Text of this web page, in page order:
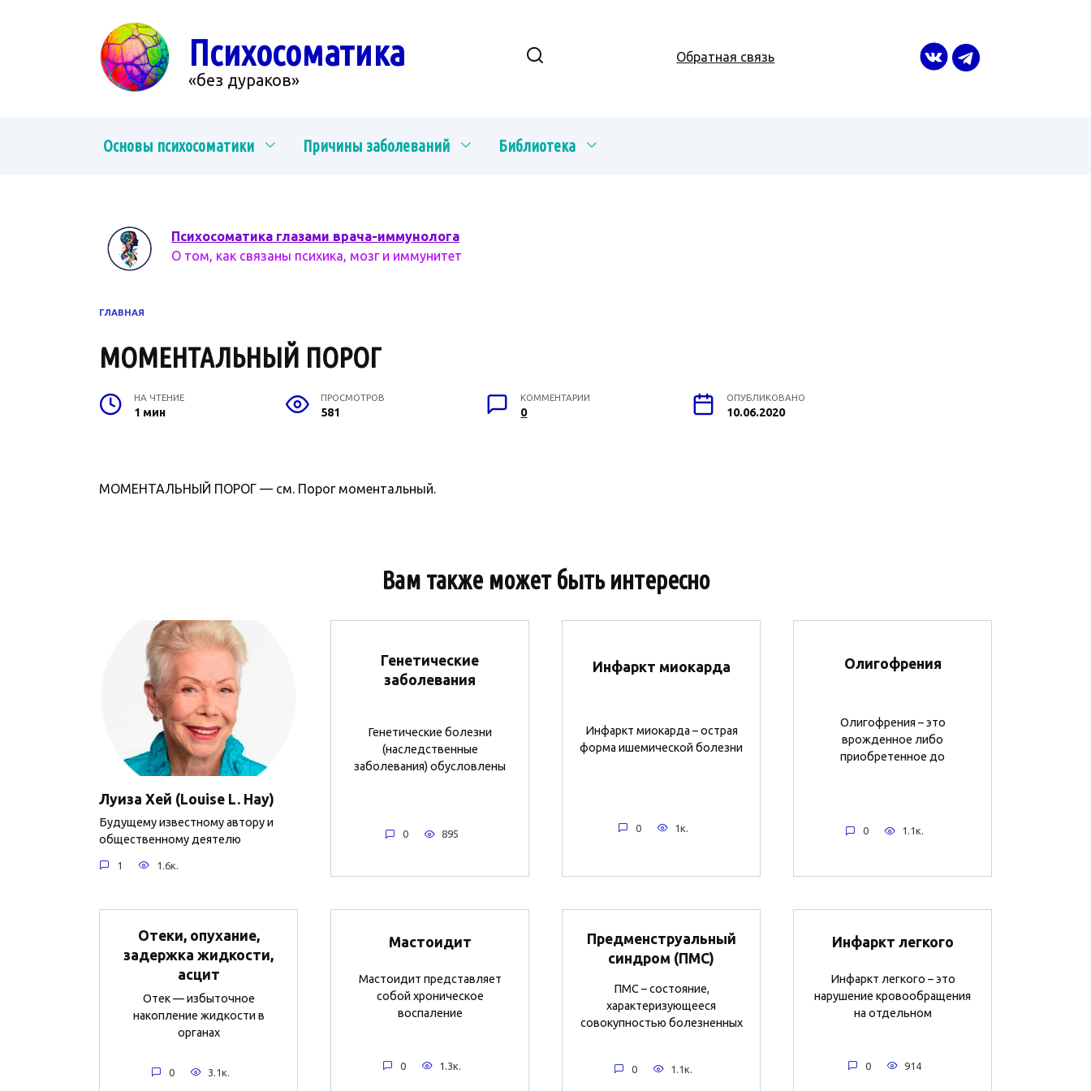
Психосоматика
«без дураков»
Обратная связь
Основы психосоматики Причины заболеваний Библиотека
Психосоматика глазами врача-иммунолога
О том, как связаны психика, мозг и иммунитет
ГЛАВНАЯ
МОМЕНТАЛЬНЫЙ ПОРОГ
НА ЧТЕНИЕ
1 мин
ПРОСМОТРОВ
581
КОММЕНТАРИИ
0
ОПУБЛИКОВАНО
10.06.2020
МОМЕНТАЛЬНЫЙ ПОРОГ — см. Порог моментальный.
Вам также может быть интересно
Луиза Хей (Louise L. Hay)
Будущему известному автору и
общественному деятелю
1 1.6к.
Генетические
заболевания
Генетические болезни
(наследственные
заболевания) обусловлены
0 895
Инфаркт миокарда
Инфаркт миокарда – острая
форма ишемической болезни
0 1к.
Олигофрения
Олигофрения – это
врожденное либо
приобретенное до
0 1.1к.
Отеки, опухание,
задержка жидкости,
асцит
Отек — избыточное
накопление жидкости в
органах
0 3.1к.
Мастоидит
Мастоидит представляет
собой хроническое
воспаление
0 1.3к.
Предменструальный
синдром (ПМС)
ПМС – состояние,
характеризующееся
совокупностью болезненных
0 1.1к.
Инфаркт легкого
Инфаркт легкого – это
нарушение кровообращения
на отдельном
0 914